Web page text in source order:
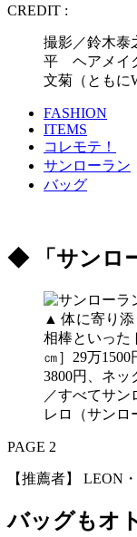
CREDIT :
撮影／鈴木泰
平 ヘアメイ
文菊（ともに
FASHION
ITEMS
コレモテ！
サンローラン
バッグ
◆ 「サンロ
▲ 体に寄り添
相棒といった
㎝］29万
3800円、ネッ
／すべてサン
レロ（サンロ
PAGE 2
【推薦者】 LEON
バッグもオ